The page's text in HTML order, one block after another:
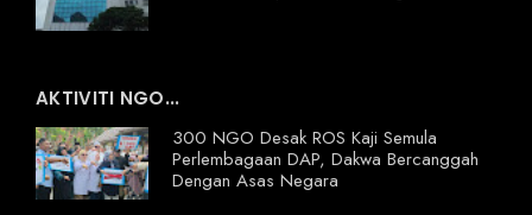
AKTIVITI NGO...
300 NGO Desak ROS Kaji Semula
Perlembagaan DAP, Dakwa Bercanggah
Dengan Asas Negara